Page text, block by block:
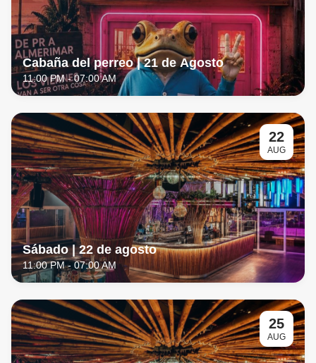
Cabaña del perreo | 21 de Agosto
11:00 PM- 07:00 AM
22
AUG
Sábado | 22 de agosto
11:00 PM- 07:00 AM
25
AUG